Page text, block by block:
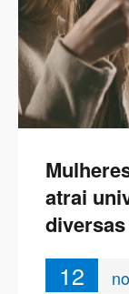
atrai
12